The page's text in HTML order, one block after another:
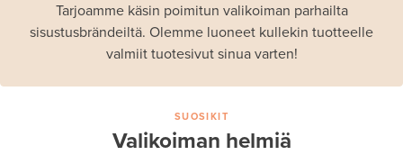
Tarjoamme käsin poimitun valikoiman parhailta
sisustusbrändeiltä. Olemme luoneet kullekin tuotteelle
valmiit tuotesivut sinua varten!
SUOSIKIT
Valikoiman helmiä